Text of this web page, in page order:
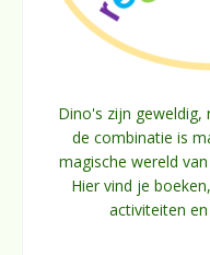
Dino's zijn geweldig,
de combinatie is
magische wereld
Hier vind je
activiteiten